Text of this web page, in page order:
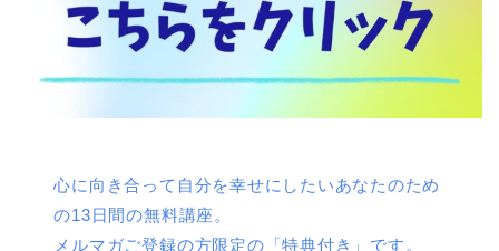
心に向き合って自分を幸せにしたいあなたのため
の13日間の無料講座。
メルマガご登録の方限定の「特典付き」です。